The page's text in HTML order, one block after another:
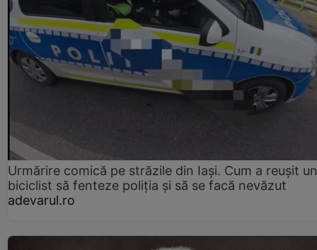
Urmărire comică pe străzile din Iași. Cum a reușit un
biciclist să fenteze poliția și să se facă nevăzut
adevarul.ro